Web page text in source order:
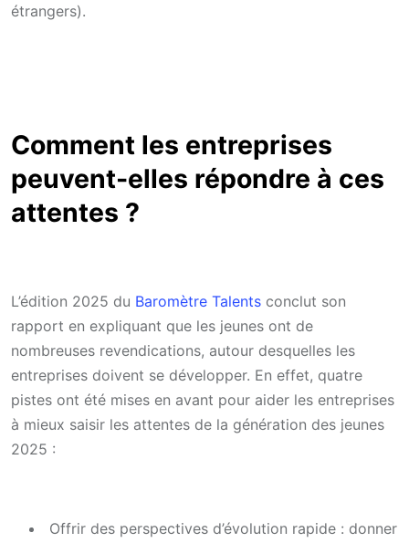
étrangers).
Comment les entreprises
peuvent-elles répondre à ces
attentes ?
L’édition 2025 du Baromètre Talents conclut son
rapport en expliquant que les jeunes ont de
nombreuses revendications, autour desquelles les
entreprises doivent se développer. En effet, quatre
pistes ont été mises en avant pour aider les entreprises
à mieux saisir les attentes de la génération des jeunes
2025 :
Offrir des perspectives d’évolution rapide : donner